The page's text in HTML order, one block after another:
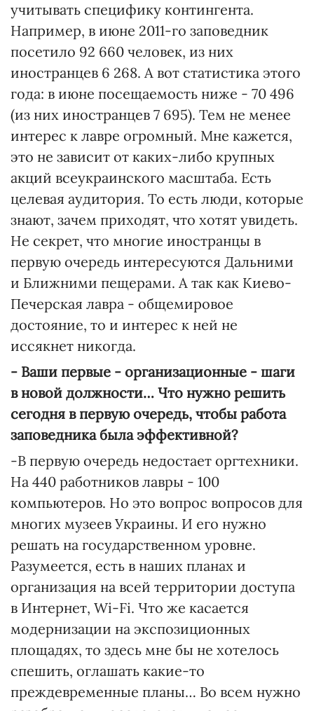
учитывать специфику контингента.
Например, в июне 2011-го заповедник
посетило 92 660 человек, из них
иностранцев 6 268. А вот статистика этого
года: в июне посещаемость ниже - 70 496
(из них иностранцев 7 695). Тем не менее
интерес к лавре огромный. Мне кажется,
это не зависит от каких-либо крупных
акций всеукраинского масштаба. Есть
целевая аудитория. То есть люди, которые
знают, зачем приходят, что хотят увидеть.
Не секрет, что многие иностранцы в
первую очередь интересуются Дальними
и Ближними пещерами. А так как Киево-
Печерская лавра - общемировое
достояние, то и интерес к ней не
иссякнет никогда.
- Ваши первые - организационные - шаги
в новой должности… Что нужно решить
сегодня в первую очередь, чтобы работа
заповедника была эффективной?
-В первую очередь недостает оргтехники.
На 440 работников лавры - 100
компьютеров. Но это вопрос вопросов для
многих музеев Украины. И его нужно
решать на государственном уровне.
Разумеется, есть в наших планах и
организация на всей территории доступа
в Интернет, Wi-Fi. Что же касается
модернизации на экспозиционных
площадях, то здесь мне бы не хотелось
спешить, оглашать какие-то
преждевременные планы… Во всем нужно